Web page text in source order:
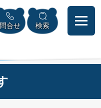
て本文へ
問合せ 検索